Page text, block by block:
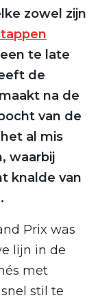
zowel zijn
te late
de
na de
van de
al mis
waarbij
knalde van
Prix was
lijn in de
met
stil te